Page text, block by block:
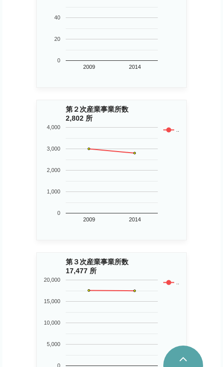
2009 2014
0
20
40
第２次産業事業所数
2,802 所
..
2009 2014
0
1,000
2,000
3,000
4,000
第３次産業事業所数
17,477 所
..
5,000
10,000
15,000
20,000